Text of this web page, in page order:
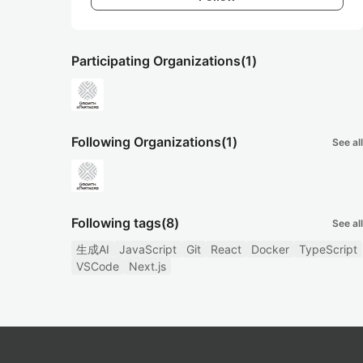
Participating Organizations(1)
Following Organizations(1) See all
Following tags(8) See all
生成AI JavaScript Git React Docker
TypeScript
VSCode
Next.js